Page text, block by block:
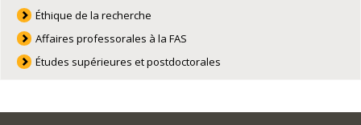
Éthique de la recherche
Affaires professorales à la FAS
Études supérieures et postdoctorales